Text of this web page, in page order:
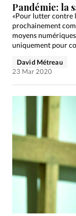
Pandémie: la
«Pour lutter contre
prochainement
moyens
uniquement pour
David Métreau
23 Mar 2020